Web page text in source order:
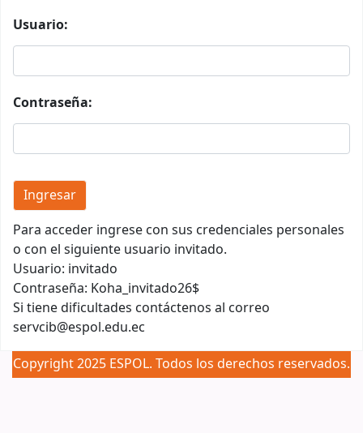
Usuario:
Contraseña:
Para acceder ingrese con sus credenciales personales
o con el siguiente usuario invitado.
Usuario: invitado
Contraseña: Koha_invitado26$
Si tiene dificultades contáctenos al correo
servcib@espol.edu.ec
Copyright 2025 ESPOL. Todos los derechos reservados.